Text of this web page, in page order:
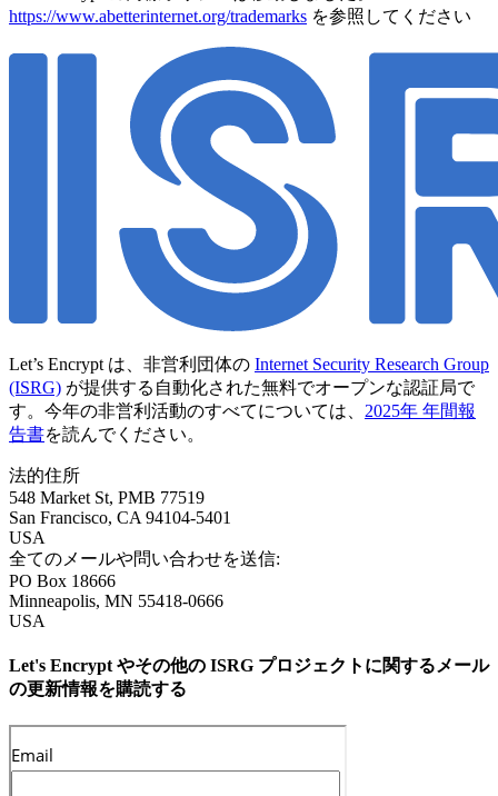
https://www.abetterinternet.org/trademarks を参照してください
Let’s Encrypt は、非営利団体の Internet Security Research Group
(ISRG) が提供する自動化された無料でオープンな認証局で
す。今年の非営利活動のすべてについては、 2025年 年間報
告書を読んでください。
法的住所
548 Market St, PMB 77519
San Francisco, CA 94104-5401
USA
全てのメールや問い合わせを送信:
PO Box 18666
Minneapolis, MN 55418-0666
USA
Let's Encrypt やその他の ISRG プロジェクトに関するメール
の更新情報を購読する